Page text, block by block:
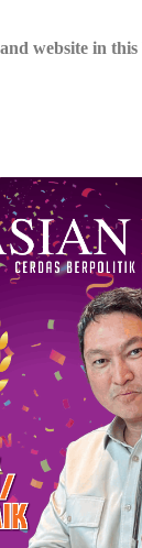
website in